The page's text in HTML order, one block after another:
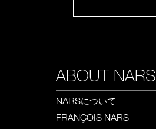
ABOUT NARS
NARSについて
FRANÇOIS NARS